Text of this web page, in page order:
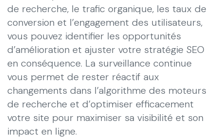
de recherche, le trafic organique, les taux de
conversion et l’engagement des utilisateurs,
vous pouvez identifier les opportunités
d’amélioration et ajuster votre stratégie SEO
en conséquence. La surveillance continue
vous permet de rester réactif aux
changements dans l’algorithme des moteurs
de recherche et d’optimiser efficacement
votre site pour maximiser sa visibilité et son
impact en ligne.